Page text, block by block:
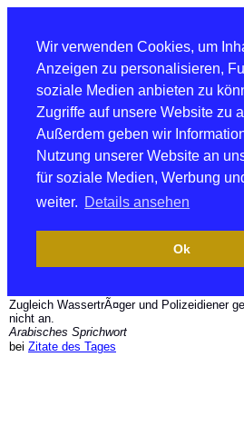
Wir verwenden Cookies, um
Anzeigen zu personalisieren,
soziale Medien anbieten zu
Zugriffe auf unsere Website zu
Außerdem geben wir
Nutzung unserer Website an
für soziale Medien, Werbung
weiter. Details ansehen
Ok
Zugleich WassertrÃ¤ger und Polizeidiener
nicht an.
Arabisches Sprichwort
bei Zitate des Tages